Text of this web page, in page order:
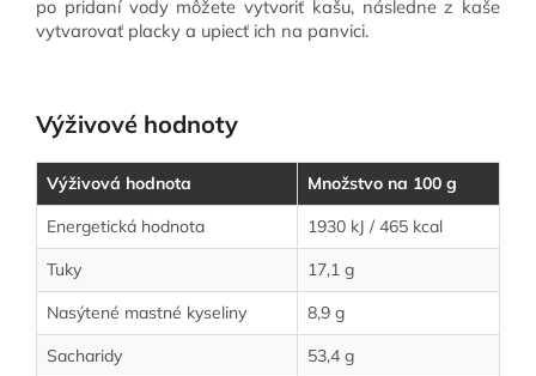
po pridaní vody môžete vytvoriť kašu, následne z kaše
vytvarovať placky a upiecť ich na panvici.
Výživové hodnoty
Výživová hodnota
Množstvo na 100 g
Energetická hodnota
1930 kJ / 465 kcal
Tuky
17,1 g
Nasýtené mastné kyseliny
8,9 g
Sacharidy
53,4 g